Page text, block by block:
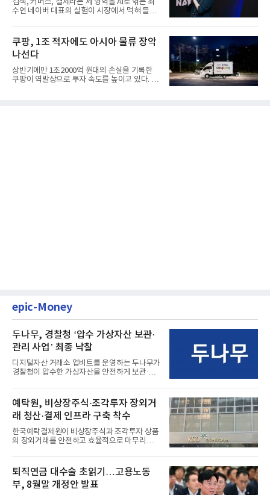
검색, 커머스, 결제라는 세 영역을 AI로 엮는 최
수연 네이버 대표의 실험이 시장에서 먹혀 들어
쿠팡, 1조 적자에도 아시아 물류 장악
나선다
상반기에만 1조2000억 원대의 손실을 기록한
쿠팡이 역발상으로 투자 속도를 높이고 있다. 이
epic-Money
두나무, 경찰청 ‘압수 가상자산 보관·
관리 사업’ 최종 낙찰
디지털자산 거래소 업비트를 운영하는 두나무가
경찰청이 압수한 가상자산을 안전하게 보관·관
예탁원, 비상장주식·조각투자 장외거
래 청산·결제 인프라 구축 착수
한국예탁결제원이 비상장주식과 조각투자 상품
의 장외거래를 안전하고 효율적으로 마무리하기
퇴직연금 대수술 초읽기…고용노동
부, 8월말 개정안 발표